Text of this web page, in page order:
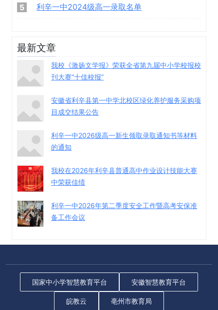
5 利辛一中2024级高一录取名单
最新文章
我校《激扬文学报》荣获全省第九届中小学校报校
刊大赛“十佳校报”
安徽省利辛县第一中学北校区绿化养护服务采购项
目成交结果公告
利辛一中2026级高一新生领取录取通知书等材料
的通知
我校在2026年利辛县普通高中作业设计技能大赛
中荣获佳绩
利辛一中2026年第二季度安全工作暨高考安保准
备工作会议
国家中小学智慧教育平台 安徽智慧教育平台
皖教云 亳州市教育局